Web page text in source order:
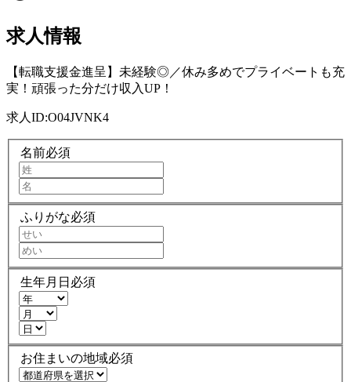
求人情報
【転職支援金進呈】未経験◎／休み多めでプライベートも充
実！頑張った分だけ収入UP！
求人ID:O04JVNK4
名前必須
ふりがな必須
生年月日 必須
お住まいの地域必須